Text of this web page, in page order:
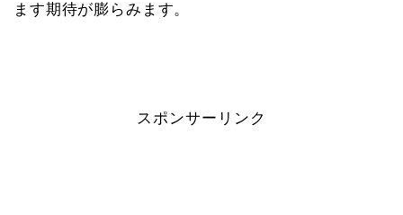
ます期待が膨らみます。
スポンサーリンク